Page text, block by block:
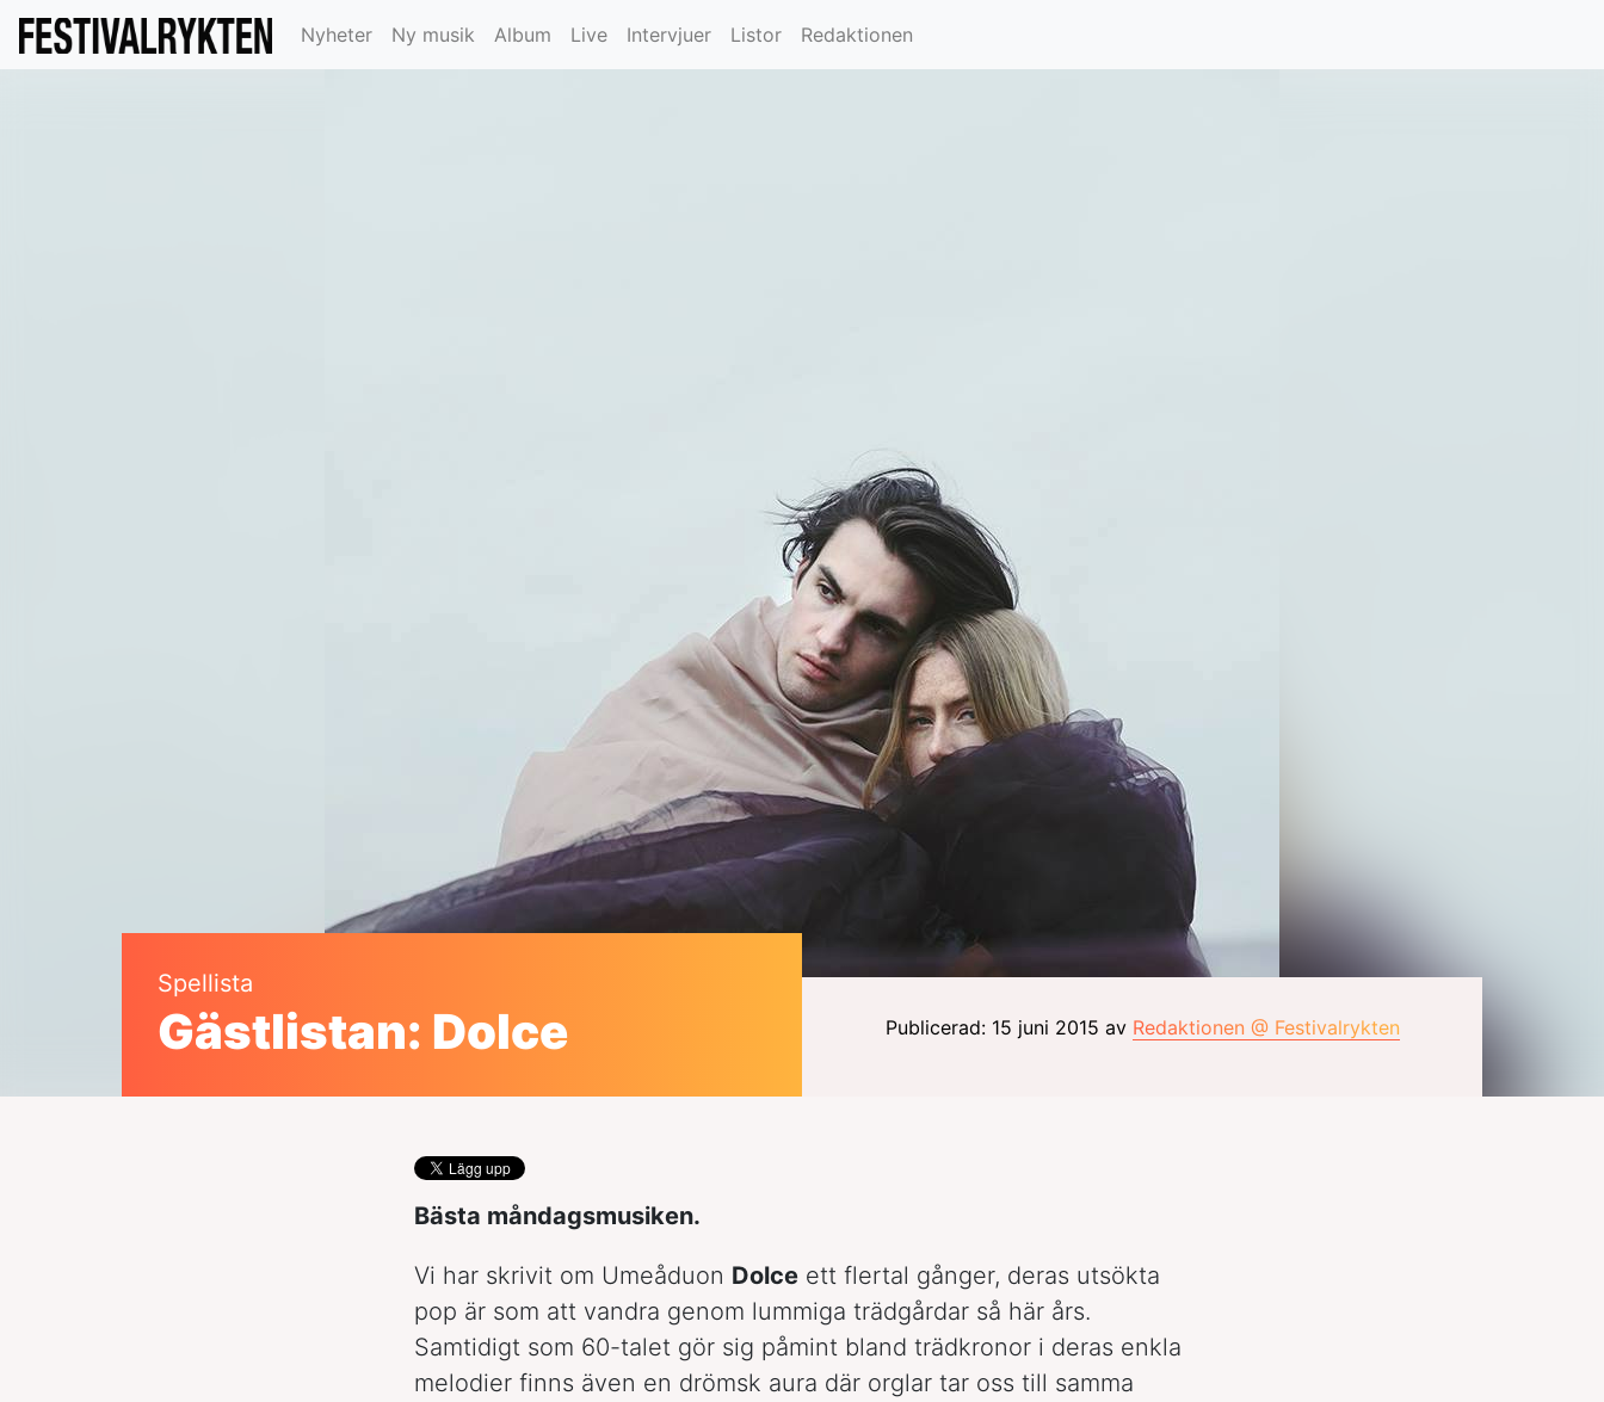
Nyheter Ny musik Album Live Intervjuer Listor Redaktionen
Spellista
Gästlistan: Dolce Publicerad: 15 juni 2015 av Redaktionen @ Festivalrykten
Bästa måndagsmusiken.
Vi har skrivit om Umeåduon Dolce ett flertal gånger, deras utsökta
pop är som att vandra genom lummiga trädgårdar så här års.
Samtidigt som 60-talet gör sig påmint bland trädkronor i deras enkla
melodier finns även en drömsk aura där orglar tar oss till samma